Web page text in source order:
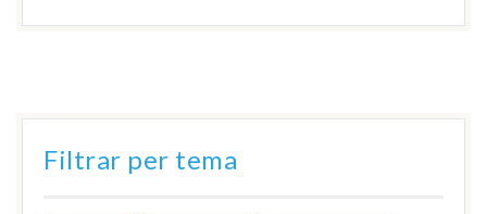
Filtrar per tema